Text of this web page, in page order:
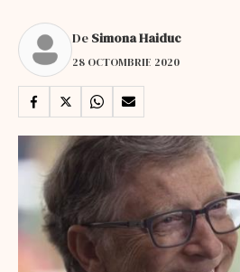
De Simona Haiduc
28 OCTOMBRIE 2020